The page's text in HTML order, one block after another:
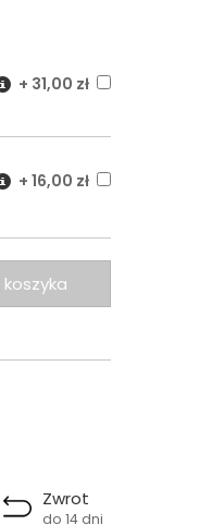
+ 31,00 zł
+ 16,00 zł
Zwrot
do 14 dni